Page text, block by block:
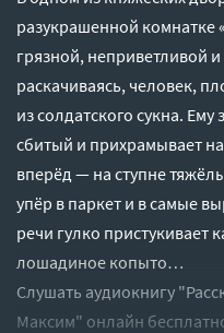
разукрашенной комнатке
грязной, неприветливой
раскачиваясь, человек,
из солдатского сукна.
сбитый и прихрамывает
вперёд — на ступне
упёр в паркет и в самые
речи гулко
лошадиное копыто…
Слушать аудиокнигу
Максим" онлайн